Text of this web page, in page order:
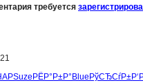
требуется
SuzeРЁР°Р±Р°BlueРўСЂСѓР±